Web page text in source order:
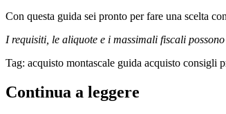
Con questa guida sei pronto per fare una scelta
I requisiti, le aliquote e i massimali fiscali
Tag: acquisto montascale guida acquisto consigli
Continua a leggere